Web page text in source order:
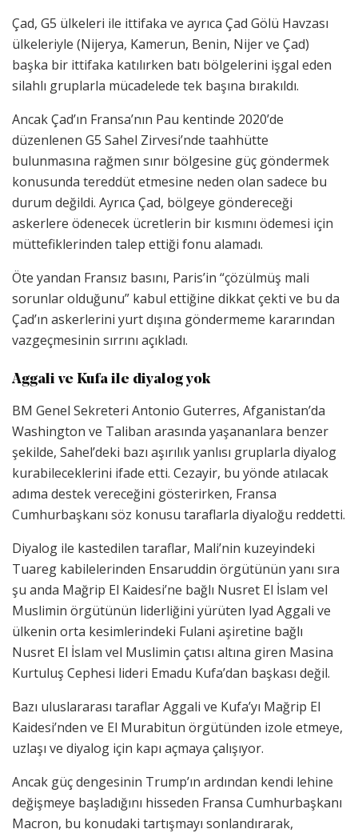
Çad, G5 ülkeleri ile ittifaka ve ayrıca Çad Gölü Havzası
ülkeleriyle (Nijerya, Kamerun, Benin, Nijer ve Çad)
başka bir ittifaka katılırken batı bölgelerini işgal eden
silahlı gruplarla mücadelede tek başına bırakıldı.
Ancak Çad’ın Fransa’nın Pau kentinde 2020’de
düzenlenen G5 Sahel Zirvesi’nde taahhütte
bulunmasına rağmen sınır bölgesine güç göndermek
konusunda tereddüt etmesine neden olan sadece bu
durum değildi. Ayrıca Çad, bölgeye göndereceği
askerlere ödenecek ücretlerin bir kısmını ödemesi için
müttefiklerinden talep ettiği fonu alamadı.
Öte yandan Fransız basını, Paris’in “çözülmüş mali
sorunlar olduğunu” kabul ettiğine dikkat çekti ve bu da
Çad’ın askerlerini yurt dışına göndermeme kararından
vazgeçmesinin sırrını açıkladı.
Aggali ve Kufa ile diyalog yok
BM Genel Sekreteri Antonio Guterres, Afganistan’da
Washington ve Taliban arasında yaşananlara benzer
şekilde, Sahel’deki bazı aşırılık yanlısı gruplarla diyalog
kurabileceklerini ifade etti. Cezayir, bu yönde atılacak
adıma destek vereceğini gösterirken, Fransa
Cumhurbaşkanı söz konusu taraflarla diyaloğu reddetti.
Diyalog ile kastedilen taraflar, Mali’nin kuzeyindeki
Tuareg kabilelerinden Ensaruddin örgütünün yanı sıra
şu anda Mağrip El Kaidesi’ne bağlı Nusret El İslam vel
Muslimin örgütünün liderliğini yürüten Iyad Aggali ve
ülkenin orta kesimlerindeki Fulani aşiretine bağlı
Nusret El İslam vel Muslimin çatısı altına giren Masina
Kurtuluş Cephesi lideri Emadu Kufa’dan başkası değil.
Bazı uluslararası taraflar Aggali ve Kufa’yı Mağrip El
Kaidesi’nden ve El Murabitun örgütünden izole etmeye,
uzlaşı ve diyalog için kapı açmaya çalışıyor.
Ancak güç dengesinin Trump’ın ardından kendi lehine
değişmeye başladığını hisseden Fransa Cumhurbaşkanı
Macron, bu konudaki tartışmayı sonlandırarak,